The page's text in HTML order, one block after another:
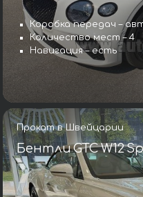
Коробка передач –
Количество мест – 4
Навигация – есть
Прокат в Швейцарии
Бентли GTC W12